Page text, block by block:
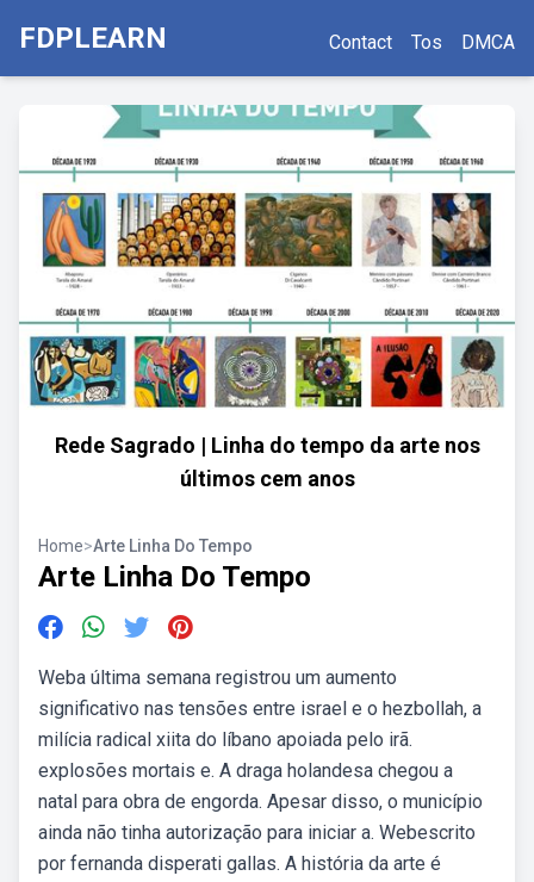
FDPLEARN Contact Tos DMCA
Rede Sagrado | Linha do tempo da arte nos
últimos cem anos
Home>Arte Linha Do Tempo
Arte Linha Do Tempo
Weba última semana registrou um aumento
significativo nas tensões entre israel e o hezbollah, a
milícia radical xiita do líbano apoiada pelo irã.
explosões mortais e. A draga holandesa chegou a
natal para obra de engorda. Apesar disso, o município
ainda não tinha autorização para iniciar a. Webescrito
por fernanda disperati gallas. A história da arte é